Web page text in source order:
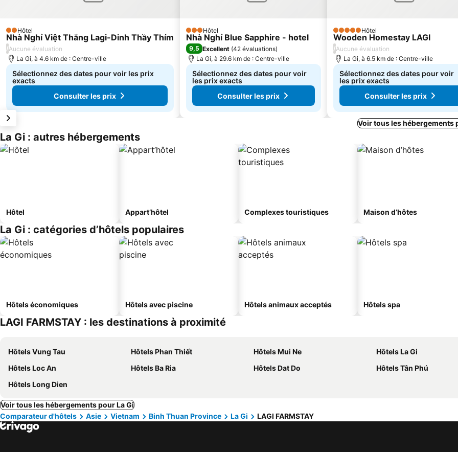
2 Étoiles
Hôtel
Nhà Nghỉ Việt Thắng Lagi-Dinh Thầy Thím
/Aucune évaluation
La Gi, à 4.6 km de : Centre-ville
Sélectionnez des dates pour voir les prix
exacts
Consulter les prix
3 Étoiles
Hôtel
Nhà Nghỉ Blue Sapphire - hotel
9,5 Excellent (42 évaluations)
La Gi, à 29.6 km de : Centre-ville
Sélectionnez des dates pour voir
les prix exacts
Consulter les prix
5 ÉtoilesHôtel
Wooden Homestay LAGI
/Aucune évaluation
La Gi, à 6.5 km de : Centre-ville
Sélectionnez des dates pour voir
les prix exacts
Consulter les prix
Voir tous les hébergements
La Gi : autres hébergements
Hôtel Appart’hôtel Complexes touristiques Maison d’hôtes
La Gi : catégories d’hôtels populaires
Hôtels économiques Hôtels avec piscine Hôtels animaux acceptés Hôtels spa
LAGI FARMSTAY : les destinations à proximité
Hôtels Vung Tau Hôtels Phan Thiết Hôtels Mui Ne
Hôtels La Gi
Hôtels Loc An
Hôtels Ba Ria Hôtels Dat Do
Hôtels Tân Phú
Hôtels Long Dien
Voir tous les hébergements pour La Gi
Comparateur d'hôtels
Asie Vietnam Binh Thuan Province La Gi LAGI FARMSTAY